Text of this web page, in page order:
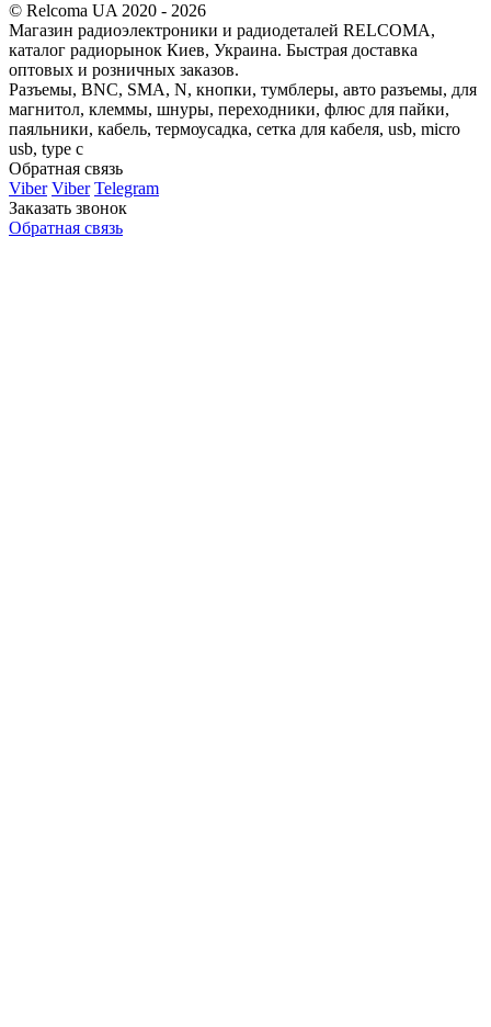
© Relcoma UA 2020 - 2026
Магазин радиоэлектроники и радиодеталей RELCOMA,
каталог радиорынок Киев, Украина. Быстрая доставка
оптовых и розничных заказов.
Разъемы, BNC, SMA, N, кнопки, тумблеры, авто разъемы, для
магнитол, клеммы, шнуры, переходники, флюс для пайки,
паяльники, кабель, термоусадка, сетка для кабеля, usb, micro
usb, type c
Обратная связь
Viber Viber Telegram
Заказать звонок
Обратная связь